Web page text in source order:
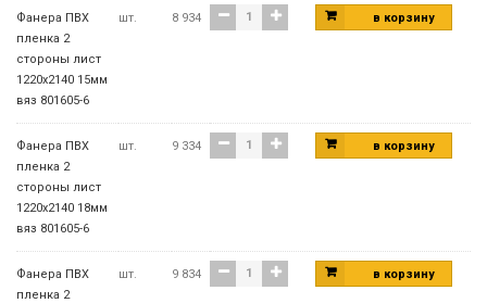
Фанера ПВХ
пленка 2
стороны лист
1220х2140 15мм
вяз 801605-6
шт. 8 934 в корзину
Фанера ПВХ
пленка 2
стороны лист
1220х2140 18мм
вяз 801605-6
шт. 9 334 в корзину
Фанера ПВХ
пленка 2
шт. 9 834 в корзину